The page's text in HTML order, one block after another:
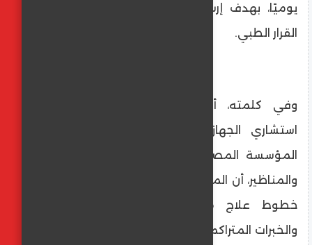
يوميًا، بهدف إرساء أساليب عملية في اتخاذ
القرار الطبي.
وفي كلمته، أكد الدكتور محمد خورشيد،
استشاري الجهاز الهضمي والمناظير ورئيس
المؤسسة المصرية لمطوري الجهاز الهضمي
والمناظير، أن المؤتمر هذا العام ركّز على تطوير
خطوط علاج محلية مبنية على التجارب
والخبرات المتراكمة، موضحًا أن فلسفة المؤتمر